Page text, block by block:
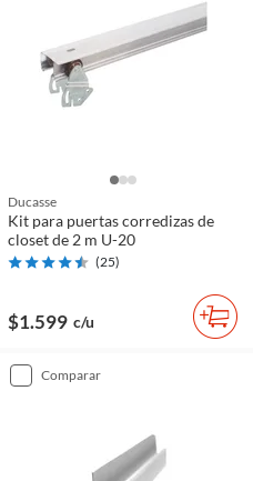
Ducasse
Kit para puertas corredizas de
closet de 2 m U-20
(25)
$1.599 c/u
comparar